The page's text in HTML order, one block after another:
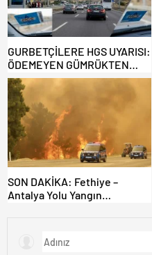
GURBETÇİLERE HGS UYARISI:
ÖDEMEYEN GÜMRÜKTEN
ÇIKAMIYOR!
SON DAKİKA: Fethiye –
Antalya Yolu Yangın